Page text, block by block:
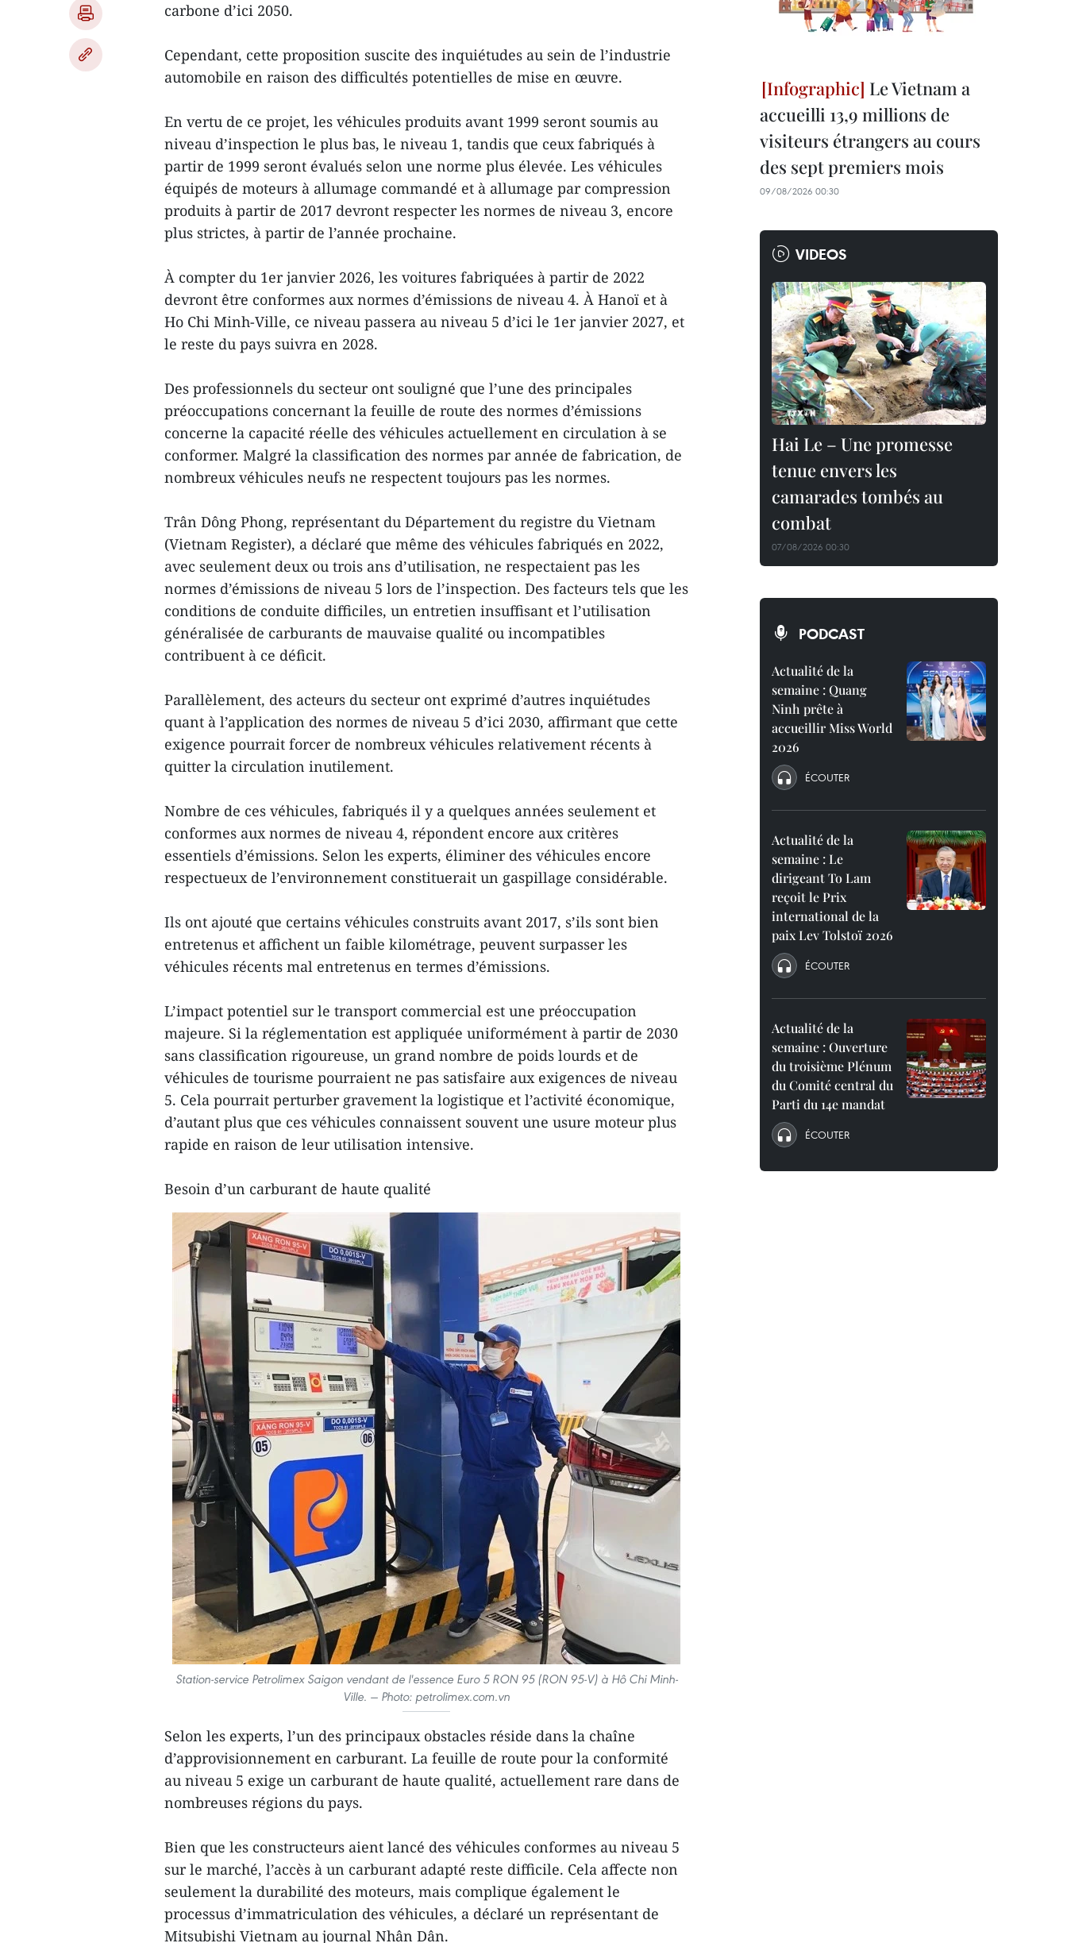
carbone d’ici 2050.
Cependant, cette proposition suscite des inquiétudes au sein de l’industrie
automobile en raison des difficultés potentielles de mise en œuvre.
En vertu de ce projet, les véhicules produits avant 1999 seront soumis au
niveau d’inspection le plus bas, le niveau 1, tandis que ceux fabriqués à
partir de 1999 seront évalués selon une norme plus élevée. Les véhicules
équipés de moteurs à allumage commandé et à allumage par compression
produits à partir de 2017 devront respecter les normes de niveau 3, encore
plus strictes, à partir de l’année prochaine.
À compter du 1er janvier 2026, les voitures fabriquées à partir de 2022
devront être conformes aux normes d’émissions de niveau 4. À Hanoï et à
Ho Chi Minh-Ville, ce niveau passera au niveau 5 d’ici le 1er janvier 2027, et
le reste du pays suivra en 2028.
Des professionnels du secteur ont souligné que l’une des principales
préoccupations concernant la feuille de route des normes d’émissions
concerne la capacité réelle des véhicules actuellement en circulation à se
conformer. Malgré la classification des normes par année de fabrication, de
nombreux véhicules neufs ne respectent toujours pas les normes.
Trân Dông Phong, représentant du Département du registre du Vietnam
(Vietnam Register), a déclaré que même des véhicules fabriqués en 2022,
avec seulement deux ou trois ans d’utilisation, ne respectaient pas les
normes d’émissions de niveau 5 lors de l’inspection. Des facteurs tels que les
conditions de conduite difficiles, un entretien insuffisant et l’utilisation
généralisée de carburants de mauvaise qualité ou incompatibles
contribuent à ce déficit.
Parallèlement, des acteurs du secteur ont exprimé d’autres inquiétudes
quant à l’application des normes de niveau 5 d’ici 2030, affirmant que cette
exigence pourrait forcer de nombreux véhicules relativement récents à
quitter la circulation inutilement.
Nombre de ces véhicules, fabriqués il y a quelques années seulement et
conformes aux normes de niveau 4, répondent encore aux critères
essentiels d’émissions. Selon les experts, éliminer des véhicules encore
respectueux de l’environnement constituerait un gaspillage considérable.
Ils ont ajouté que certains véhicules construits avant 2017, s’ils sont bien
entretenus et affichent un faible kilométrage, peuvent surpasser les
véhicules récents mal entretenus en termes d’émissions.
L’impact potentiel sur le transport commercial est une préoccupation
majeure. Si la réglementation est appliquée uniformément à partir de 2030
sans classification rigoureuse, un grand nombre de poids lourds et de
véhicules de tourisme pourraient ne pas satisfaire aux exigences de niveau
5. Cela pourrait perturber gravement la logistique et l’activité économique,
d’autant plus que ces véhicules connaissent souvent une usure moteur plus
rapide en raison de leur utilisation intensive.
Besoin d’un carburant de haute qualité
Station-service Petrolimex Saigon vendant de l'essence Euro 5 RON 95 (RON 95-V) à Hô Chi Minh-
Ville. — Photo: petrolimex.com.vn
Selon les experts, l’un des principaux obstacles réside dans la chaîne
d’approvisionnement en carburant. La feuille de route pour la conformité
au niveau 5 exige un carburant de haute qualité, actuellement rare dans de
nombreuses régions du pays.
Bien que les constructeurs aient lancé des véhicules conformes au niveau 5
sur le marché, l’accès à un carburant adapté reste difficile. Cela affecte non
seulement la durabilité des moteurs, mais complique également le
processus d’immatriculation des véhicules, a déclaré un représentant de
Mitsubishi Vietnam au journal Nhân Dân.
Le Vietnam a
accueilli 13,9 millions de
visiteurs étrangers au cours
des sept premiers mois
09/08/2026 00:30
VIDEOS
Hai Le – Une promesse
tenue envers les
camarades tombés au
combat
07/08/2026 00:30
PODCAST
Actualité de la
semaine : Quang
Ninh prête à
accueillir Miss World
2026
ÉCOUTER
Actualité de la
semaine : Le
dirigeant To Lam
reçoit le Prix
international de la
paix Lev Tolstoï 2026
ÉCOUTER
Actualité de la
semaine : Ouverture
du troisième Plénum
du Comité central du
Parti du 14e mandat
ÉCOUTER